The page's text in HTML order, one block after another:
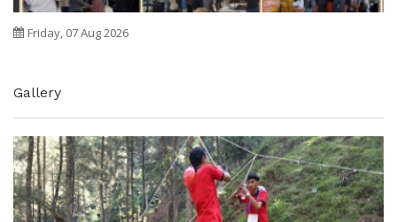
Friday, 07 Aug 2026
Gallery